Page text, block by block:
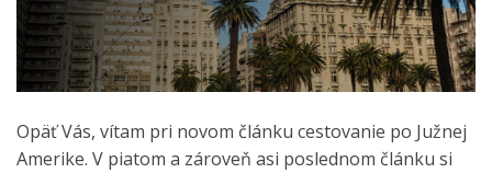
Opäť Vás, vítam pri novom článku cestovanie po Južnej
Amerike. V piatom a zároveň asi poslednom článku si